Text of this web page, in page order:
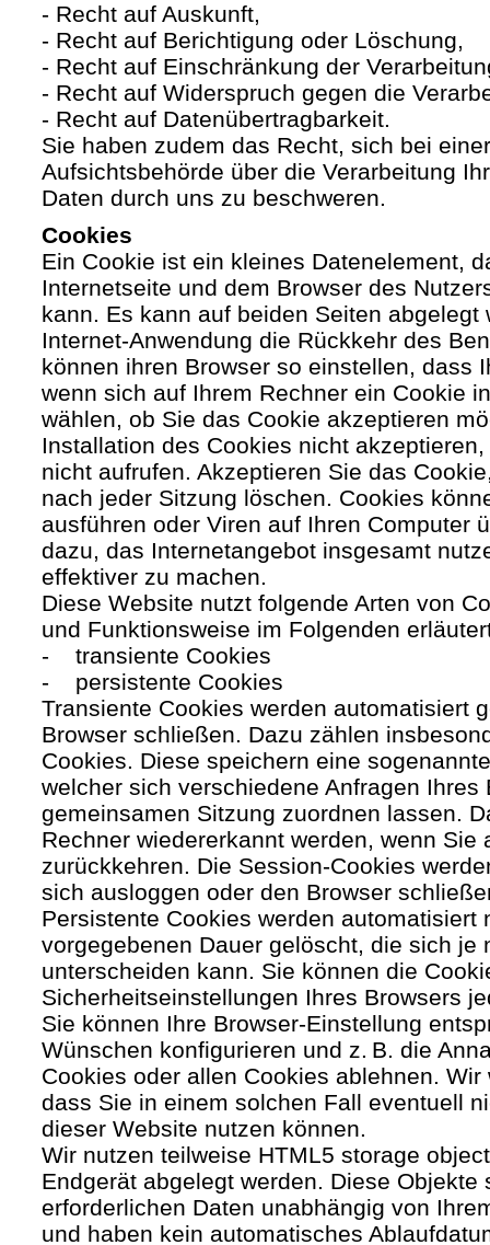
- Recht auf Auskunft,
- Recht auf Berichtigung oder Löschung,
- Recht auf Einschränkung der
- Recht auf Widerspruch gegen die
- Recht auf Datenübertragbarkeit.
Sie haben zudem das Recht, sich bei
Aufsichtsbehörde über die Verarbeitung
Daten durch uns zu beschweren.
Cookies
Ein Cookie ist ein kleines Datenelement,
Internetseite und dem Browser des
kann. Es kann auf beiden Seiten abgelegt
Internet-Anwendung die Rückkehr des
können ihren Browser so einstellen, dass
wenn sich auf Ihrem Rechner ein Cookie
wählen, ob Sie das Cookie akzeptieren
Installation des Cookies nicht
nicht aufrufen. Akzeptieren Sie das
nach jeder Sitzung löschen. Cookies
ausführen oder Viren auf Ihren Computer
dazu, das Internetangebot insgesamt
effektiver zu machen.
Diese Website nutzt folgende Arten von
und Funktionsweise im Folgenden
- transiente Cookies
- persistente Cookies
Transiente Cookies werden automatisiert
Browser schließen. Dazu zählen
Cookies. Diese speichern eine
welcher sich verschiedene Anfragen Ihres
gemeinsamen Sitzung zuordnen lassen.
Rechner wiedererkannt werden, wenn Sie
zurückkehren. Die Session-Cookies
sich ausloggen oder den Browser
Persistente Cookies werden automatisiert
vorgegebenen Dauer gelöscht, die sich je
unterscheiden kann. Sie können die
Sicherheitseinstellungen Ihres Browsers
Sie können Ihre Browser-Einstellung
Wünschen konfigurieren und z. B. die
Cookies oder allen Cookies ablehnen.
dass Sie in einem solchen Fall eventuell
dieser Website nutzen können.
Wir nutzen teilweise HTML5 storage
Endgerät abgelegt werden. Diese Objekte
erforderlichen Daten unabhängig von
und haben kein automatisches